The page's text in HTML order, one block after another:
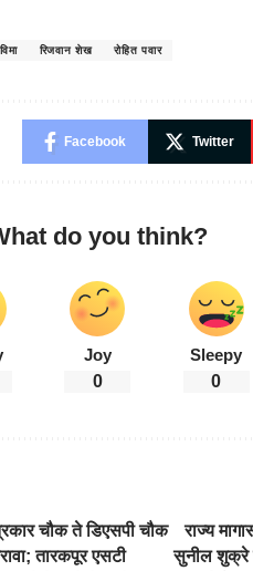
रिजवान शेख रोहित पवार
Facebook Twitter
do you think?
Joy
0
Sleepy
0
चौक ते डिएसपी चौक
तारकपूर एसटी
राज्य
सुनील शुक्रे